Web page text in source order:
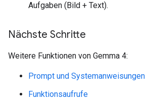
* **The Golden Gate
* **Shoreline/Structures:**
* **Atmosphere:** The
Aufgaben (Bild + Text).
Nächste Schritte
Weitere Funktionen von Gemma 4:
Prompt und Systemanweisungen
Funktionsaufrufe